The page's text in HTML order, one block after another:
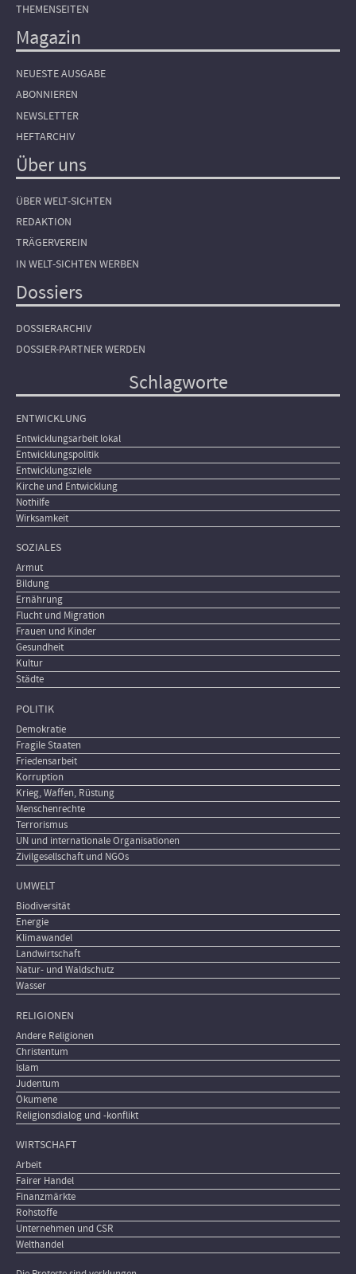
THEMENSEITEN
Magazin
NEUESTE AUSGABE
ABONNIEREN
NEWSLETTER
HEFTARCHIV
Über uns
ÜBER WELT-SICHTEN
REDAKTION
TRÄGERVEREIN
IN WELT-SICHTEN WERBEN
Dossiers
DOSSIERARCHIV
DOSSIER-PARTNER WERDEN
Schlagworte
ENTWICKLUNG
Entwicklungsarbeit lokal
Entwicklungspolitik
Entwicklungsziele
Kirche und Entwicklung
Nothilfe
Wirksamkeit
SOZIALES
Armut
Bildung
Ernährung
Flucht und Migration
Frauen und Kinder
Gesundheit
Kultur
Städte
POLITIK
Demokratie
Fragile Staaten
Friedensarbeit
Korruption
Krieg, Waffen, Rüstung
Menschenrechte
Terrorismus
UN und internationale Organisationen
Zivilgesellschaft und NGOs
UMWELT
Biodiversität
Energie
Klimawandel
Landwirtschaft
Natur- und Waldschutz
Wasser
RELIGIONEN
Andere Religionen
Christentum
Islam
Judentum
Ökumene
Religionsdialog und -konflikt
WIRTSCHAFT
Arbeit
Fairer Handel
Finanzmärkte
Rohstoffe
Unternehmen und CSR
Welthandel